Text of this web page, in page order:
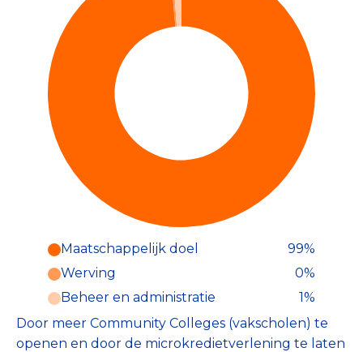
Maatschappelijk doel
99%
Werving
0%
Beheer en administratie
1%
Door meer Community Colleges (vakscholen) te
openen en door de microkredietverlening te laten